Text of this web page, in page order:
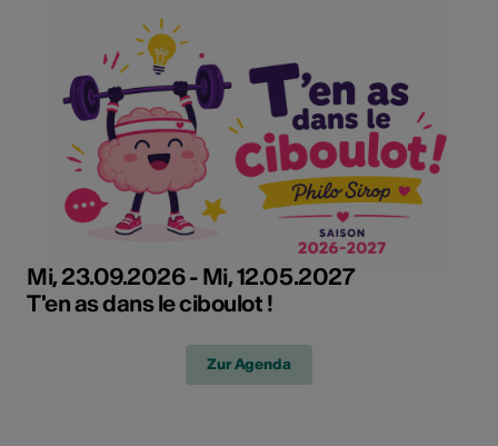
Mi, 23.09.2026 - Mi, 12.05.2027
T'en as dans le ciboulot !
Zur Agenda